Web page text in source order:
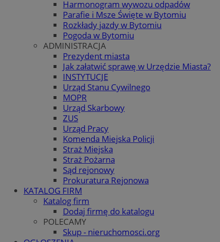
Harmonogram wywozu odpadów
Parafie i Msze Święte w Bytomiu
Rozkłady jazdy w Bytomiu
Pogoda w Bytomiu
ADMINISTRACJA
Prezydent miasta
Jak załatwić sprawę w Urzędzie Miasta?
INSTYTUCJE
Urząd Stanu Cywilnego
MOPR
Urząd Skarbowy
ZUS
Urząd Pracy
Komenda Miejska Policji
Straż Miejska
Straż Pożarna
Sąd rejonowy
Prokuratura Rejonowa
KATALOG FIRM
Katalog firm
Dodaj firmę do katalogu
POLECAMY
Skup - nieruchomosci.org